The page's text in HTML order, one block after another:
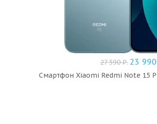
27 590₽. 23
Смартфон Xiaomi Redmi Note 15